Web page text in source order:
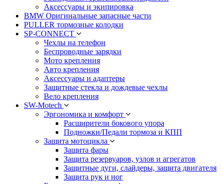
Аксессуары и экипировка
BMW Оригинальные запасные части
PULLER тормозные колодки
SP-CONNECT
Чехлы на телефон
Беспроводные зарядки
Мото крепления
Авто крепления
Аксессуары и адаптеры
Защитные стекла и дождевые чехлы
Вело крепления
SW-Motech
Эргономика и комфорт
Расширители бокового упора
Подножки/Педали тормоза и КПП
Защита мотоцикла
Защита фары
Защита резервуаров, узлов и агрегатов
Защитные дуги, слайдеры, защита двигателя
Защита рук и ног